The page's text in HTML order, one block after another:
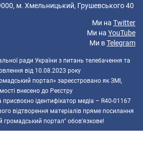
м. Хмельницький, Грушевського 40
Ми на Twitter
Ми на YouTube
Ми вTelegram
ради України з питань телебачення та
від 10.08.2023 року
портал» зареєстровано як ЗМІ,
внесено до Реєстру
присвоєно ідентифікатор медіа – R40-01167
відтворення матеріалів пряме посилання
громадський портал" обов'язкове!